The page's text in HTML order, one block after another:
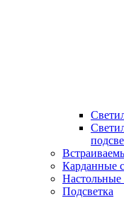
Карданные
Подсветка